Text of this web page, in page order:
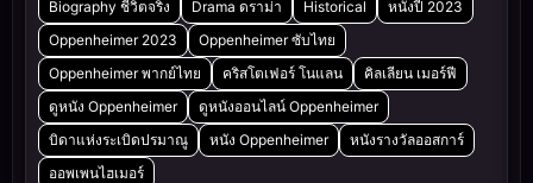
Biography ชีวิตจริง Drama ดราม่า Historical
หนังปี 2023
Oppenheimer 2023
Oppenheimer ซับไทย
Oppenheimer พากย์ไทย
คริสโตเฟอร์ โนแลน
คิลเลียน เมอร์ฟี
ดูหนัง Oppenheimer
ดูหนังออนไลน์ Oppenheimer
บิดาแห่งระเบิดปรมาณู
หนัง Oppenheimer
หนังรางวัลออสการ์
ออพเพนไฮเมอร์